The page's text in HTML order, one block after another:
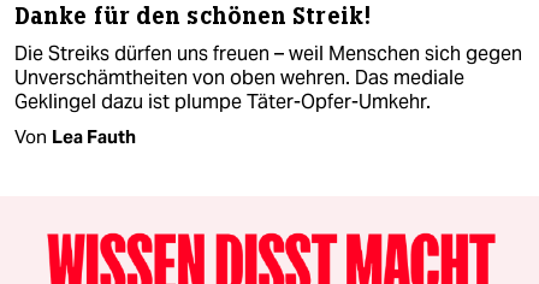
Danke für den schönen Streik!
Die Streiks dürfen uns freuen – weil Menschen sich gegen
Unverschämtheiten von oben wehren. Das mediale
Geklingel dazu ist plumpe Täter-Opfer-Umkehr.
Von Lea Fauth